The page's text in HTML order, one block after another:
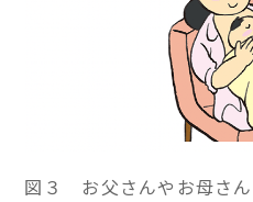
図３ お父さんやお母さ